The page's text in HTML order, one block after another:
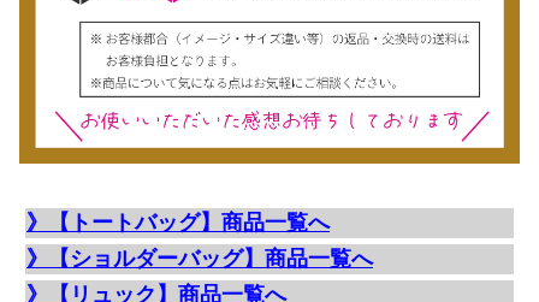
》【トートバッグ】商品一覧へ
》【ショルダーバッグ】商品一覧へ
》【リュック】商品一覧へ